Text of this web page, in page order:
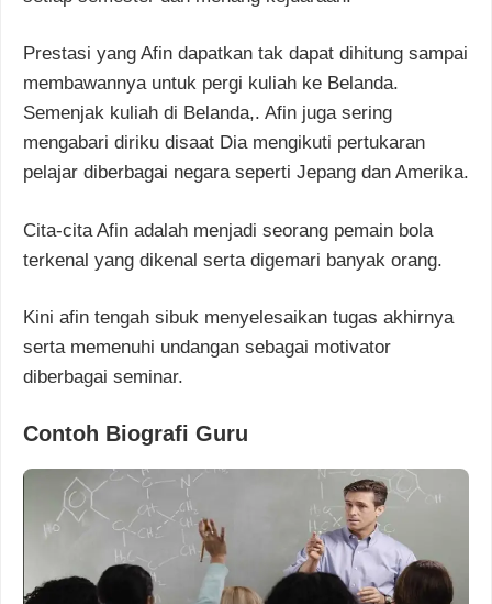
Prestasi yang Afin dapatkan tak dapat dihitung sampai
membawannya untuk pergi kuliah ke Belanda.
Semenjak kuliah di Belanda,. Afin juga sering
mengabari diriku disaat Dia mengikuti pertukaran
pelajar diberbagai negara seperti Jepang dan Amerika.
Cita-cita Afin adalah menjadi seorang pemain bola
terkenal yang dikenal serta digemari banyak orang.
Kini afin tengah sibuk menyelesaikan tugas akhirnya
serta memenuhi undangan sebagai motivator
diberbagai seminar.
Contoh Biografi Guru